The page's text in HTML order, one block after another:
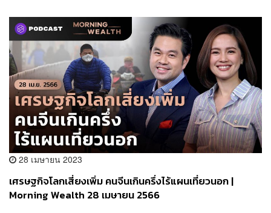
28 เมษายน 2023
เศรษฐกิจโลกเสี่ยงเพิ่ม คนจีนเกินครึ่งไร้แผนเที่ยวนอก |
Morning Wealth 28 เมษายน 2566